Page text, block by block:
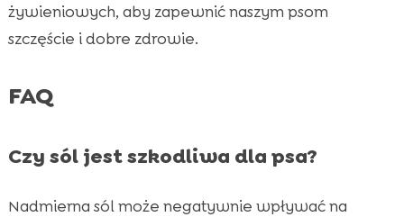
żywieniowych, aby zapewnić naszym psom
szczęście i dobre zdrowie.
FAQ
Czy sól jest szkodliwa dla psa?
Nadmierna sól może negatywnie wpływać na